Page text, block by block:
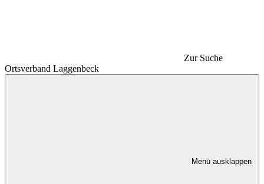
Zur Suche
Ortsverband Laggenbeck
Menü ausklappen